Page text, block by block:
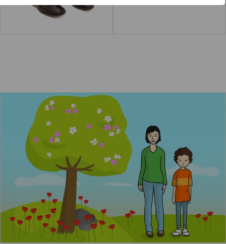
acerca de "Zapatos"
Leer más acerca de "Bota"
Leer más
Leer más acerca
La primavera